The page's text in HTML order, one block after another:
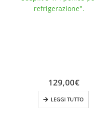
129,00€
LEGGI TUTTO